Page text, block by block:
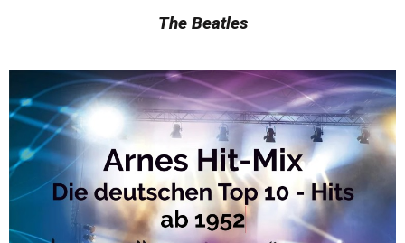
The Beatles